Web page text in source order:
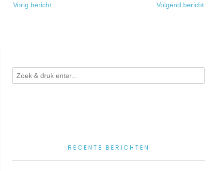
navigatie
Vorig bericht Volgend bericht
RECENTE BERICHTEN